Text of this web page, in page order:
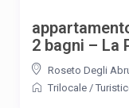
2 bagni – La
Roseto Degli
Trilocale /